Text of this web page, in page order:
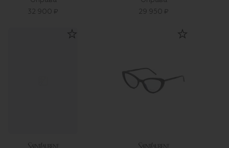
32 900 ₽
29 950 ₽